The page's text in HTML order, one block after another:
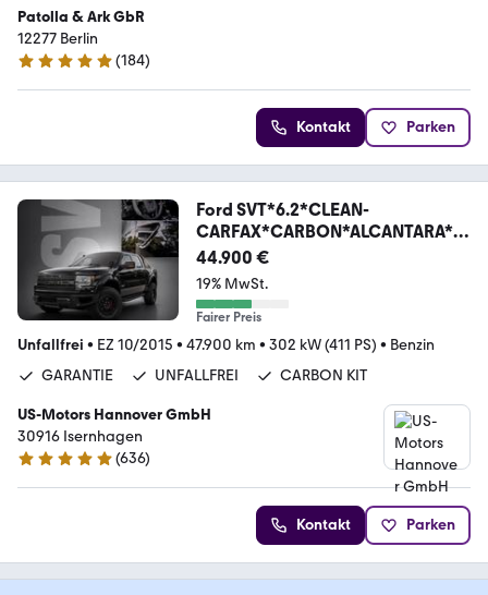
Patolla & Ark GbR
12277 Berlin
4.9 Sterne
(184)
Kontakt Parken
Ford SVT*6.2*CLEAN-
CARFAX*CARBON*ALCANTARA*G
ARANTIE
44.900 €
19% MwSt.
Fairer Preis
Unfallfrei • EZ 10/2015 • 47.900 km • 302 kW (411 PS) • Benzin
GARANTIE
UNFALLFREI CARBON KIT
US-Motors Hannover GmbH
30916 Isernhagen
4.8 Sterne
(636)
Kontakt Parken